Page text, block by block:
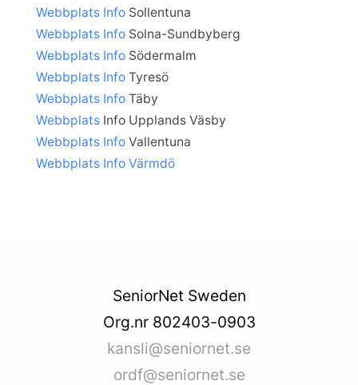
Webbplats Info Sollentuna
Webbplats Info Solna-Sundbyberg
Webbplats Info Södermalm
Webbplats Info Tyresö
Webbplats Info Täby
Webbplats Info Upplands Väsby
Webbplats Info Vallentuna
Webbplats Info Värmdö
SeniorNet Sweden
Org.nr 802403-0903
kansli@seniornet.se
ordf@seniornet.se